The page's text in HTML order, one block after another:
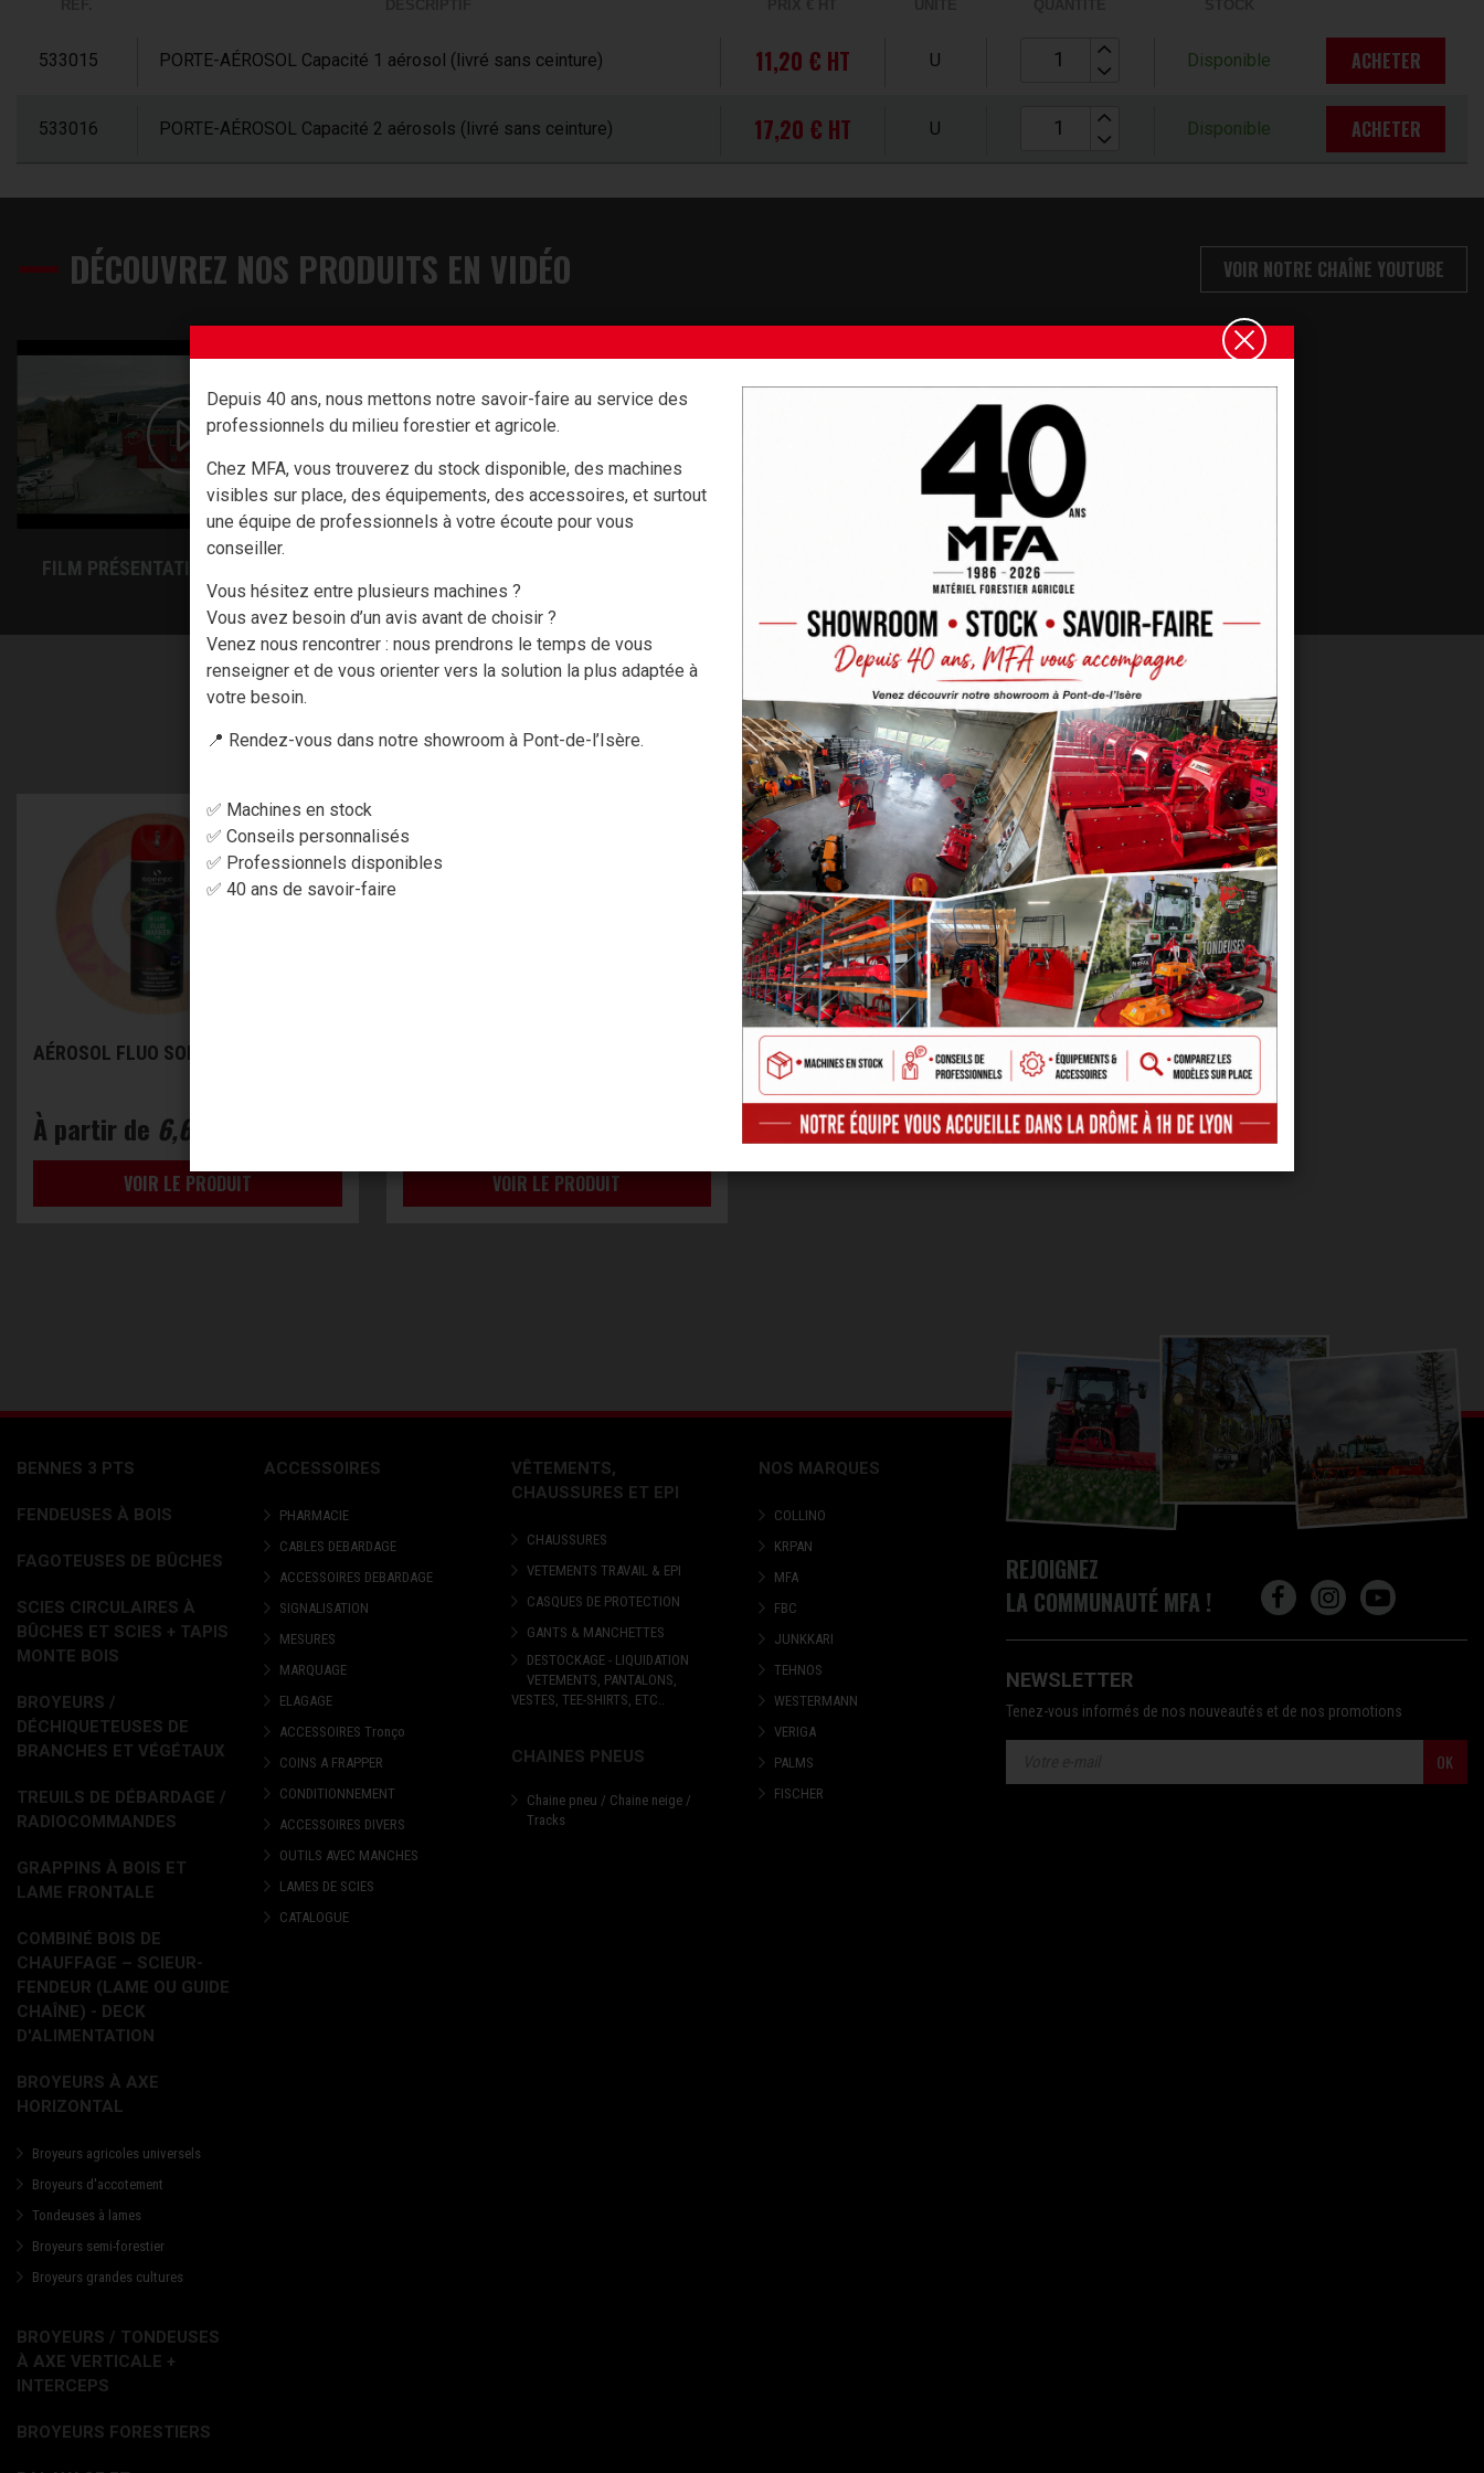
533015 PORTE-AÉROSOL Capacité 1 aérosol (livré sans ceinture) 11,20 € HT U Disponible ACHETER
533016 PORTE-AÉROSOL Capacité 2 aérosols (livré sans ceinture) 17,20 € HT U Disponible ACHETER
DÉCOUVREZ NOS PRODUITS EN VIDÉO VOIR NOTRE CHAÎNE YOUTUBE
FILM PRÉSENTATION SOCIÉTÉ MFA
AVEC CE PRODUIT NOUS VOUS PROPOSONS AUSSI
AÉROSOL FLUO SOPPEC
À partir de 6,66 € HT
VOIR LE PRODUIT VOIR LE PRODUIT
BENNES 3 PTS
FENDEUSES À BOIS
FAGOTEUSES DE BÛCHES
SCIES CIRCULAIRES À
BÛCHES ET SCIES + TAPIS
MONTE BOIS
BROYEURS /
DÉCHIQUETEUSES DE
BRANCHES ET VÉGÉTAUX
TREUILS DE DÉBARDAGE /
RADIOCOMMANDES
GRAPPINS À BOIS ET
LAME FRONTALE
COMBINÉ BOIS DE
CHAUFFAGE – SCIEUR-
FENDEUR (LAME OU GUIDE
CHAÎNE) - DECK
D'ALIMENTATION
BROYEURS À AXE
HORIZONTAL
Broyeurs agricoles universels
Broyeurs d'accotement
Tondeuses à lames
Broyeurs semi-forestier
Broyeurs grandes cultures
BROYEURS / TONDEUSES
À AXE VERTICALE +
INTERCEPS
BROYEURS FORESTIERS
ACCESSOIRES
PHARMACIE
CABLES DEBARDAGE
ACCESSOIRES DEBARDAGE
SIGNALISATION
MESURES
MARQUAGE
ELAGAGE
ACCESSOIRES Tronço
COINS A FRAPPER
CONDITIONNEMENT
ACCESSOIRES DIVERS
OUTILS AVEC MANCHES
LAMES DE SCIES
CATALOGUE
VÊTEMENTS,
CHAUSSURES ET EPI
CHAUSSURES
VETEMENTS TRAVAIL & EPI
CASQUES DE PROTECTION
GANTS & MANCHETTES
DESTOCKAGE - LIQUIDATION
VETEMENTS, PANTALONS,
VESTES, TEE-SHIRTS, ETC..
CHAINES PNEUS
Chaine pneu / Chaine neige /
Tracks
NOS MARQUES
COLLINO
KRPAN
MFA
FBC
JUNKKARI
TEHNOS
WESTERMANN
VERIGA
PALMS
FISCHER
REJOIGNEZ
LA COMMUNAUTÉ MFA !
NEWSLETTER
Tenez-vous informés de nos nouveautés et de nos promotions
OK
Depuis 40 ans, nous mettons notre savoir-faire au service des
professionnels du milieu forestier et agricole.
Chez MFA, vous trouverez du stock disponible, des machines
visibles sur place, des équipements, des accessoires, et surtout
une équipe de professionnels à votre écoute pour vous
conseiller.
Vous hésitez entre plusieurs machines ?
Vous avez besoin d’un avis avant de choisir ?
Venez nous rencontrer : nous prendrons le temps de vous
renseigner et de vous orienter vers la solution la plus adaptée à
votre besoin.
📍 Rendez-vous dans notre showroom à Pont-de-l’Isère.
✅ Machines en stock
✅ Conseils personnalisés
✅ Professionnels disponibles
✅ 40 ans de savoir-faire